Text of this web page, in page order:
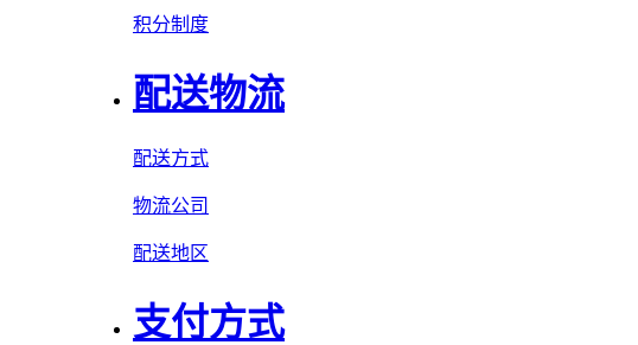
积分制度
配送物流
配送方式
物流公司
配送地区
支付方式